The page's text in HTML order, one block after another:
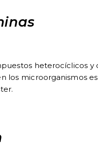
heterocíclicos y
los microorganismos